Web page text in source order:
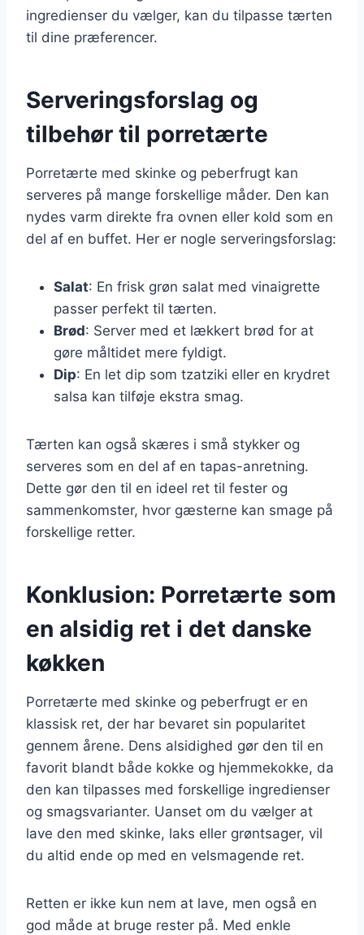
ingredienser du vælger, kan du tilpasse tærten
til dine præferencer.
Serveringsforslag og
tilbehør til porretærte
Porretærte med skinke og peberfrugt kan
serveres på mange forskellige måder. Den kan
nydes varm direkte fra ovnen eller kold som en
del af en buffet. Her er nogle serveringsforslag:
Salat: En frisk grøn salat med vinaigrette
passer perfekt til tærten.
Brød: Server med et lækkert brød for at
gøre måltidet mere fyldigt.
Dip: En let dip som tzatziki eller en krydret
salsa kan tilføje ekstra smag.
Tærten kan også skæres i små stykker og
serveres som en del af en tapas-anretning.
Dette gør den til en ideel ret til fester og
sammenkomster, hvor gæsterne kan smage på
forskellige retter.
Konklusion: Porretærte som
en alsidig ret i det danske
køkken
Porretærte med skinke og peberfrugt er en
klassisk ret, der har bevaret sin popularitet
gennem årene. Dens alsidighed gør den til en
favorit blandt både kokke og hjemmekokke, da
den kan tilpasses med forskellige ingredienser
og smagsvarianter. Uanset om du vælger at
lave den med skinke, laks eller grøntsager, vil
du altid ende op med en velsmagende ret.
Retten er ikke kun nem at lave, men også en
god måde at bruge rester på. Med enkle